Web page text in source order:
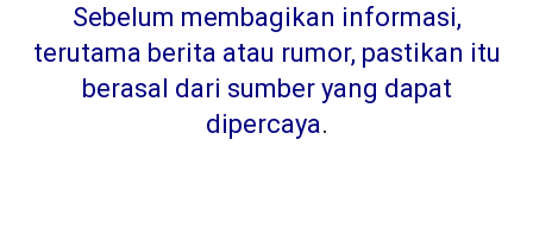
Sebelum membagikan informasi,
terutama berita atau rumor, pastikan itu
berasal dari sumber yang dapat
dipercaya.